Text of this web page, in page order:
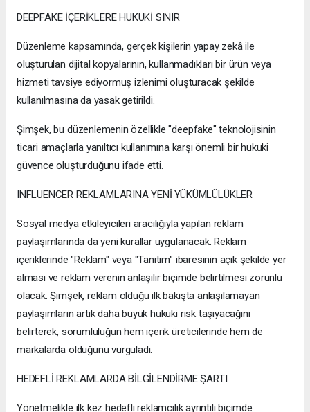
DEEPFAKE İÇERİKLERE HUKUKİ SINIR
Düzenleme kapsamında, gerçek kişilerin yapay zekâ ile
oluşturulan dijital kopyalarının, kullanmadıkları bir ürün veya
hizmeti tavsiye ediyormuş izlenimi oluşturacak şekilde
kullanılmasına da yasak getirildi.
Şimşek, bu düzenlemenin özellikle "deepfake" teknolojisinin
ticari amaçlarla yanıltıcı kullanımına karşı önemli bir hukuki
güvence oluşturduğunu ifade etti.
INFLUENCER REKLAMLARINA YENİ YÜKÜMLÜLÜKLER
Sosyal medya etkileyicileri aracılığıyla yapılan reklam
paylaşımlarında da yeni kurallar uygulanacak. Reklam
içeriklerinde "Reklam" veya "Tanıtım" ibaresinin açık şekilde yer
alması ve reklam verenin anlaşılır biçimde belirtilmesi zorunlu
olacak. Şimşek, reklam olduğu ilk bakışta anlaşılamayan
paylaşımların artık daha büyük hukuki risk taşıyacağını
belirterek, sorumluluğun hem içerik üreticilerinde hem de
markalarda olduğunu vurguladı.
HEDEFLİ REKLAMLARDA BİLGİLENDİRME ŞARTI
Yönetmelikle ilk kez hedefli reklamcılık ayrıntılı biçimde